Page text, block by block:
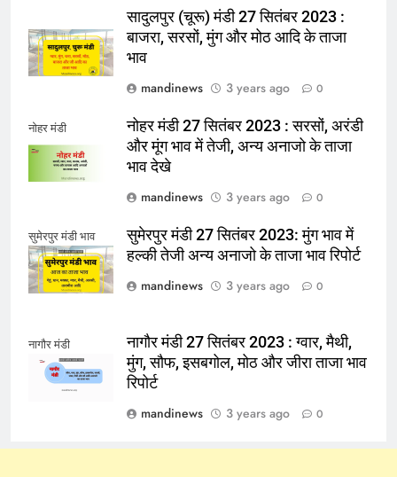
सादुलपुर (चूरू) मंडी 27 सितंबर 2023 :
बाजरा, सरसों, मुंग और मोठ आदि के ताजा
भाव
mandinews
3 years ago 0
नोहर मंडी
नोहर मंडी 27 सितंबर 2023 : सरसों, अरंडी
और मूंग भाव में तेजी, अन्य अनाजो के ताजा
भाव देखे
mandinews
3 years ago 0
सुमेरपुर मंडी भाव
सुमेरपुर मंडी 27 सितंबर 2023: मुंग भाव में
हल्की तेजी अन्य अनाजो के ताजा भाव रिपोर्ट
mandinews
3 years ago 0
नागौर मंडी
नागौर मंडी 27 सितंबर 2023 : ग्वार, मैथी,
मुंग, सौफ, इसबगोल, मोठ और जीरा ताजा भाव
रिपोर्ट
mandinews
3 years ago 0